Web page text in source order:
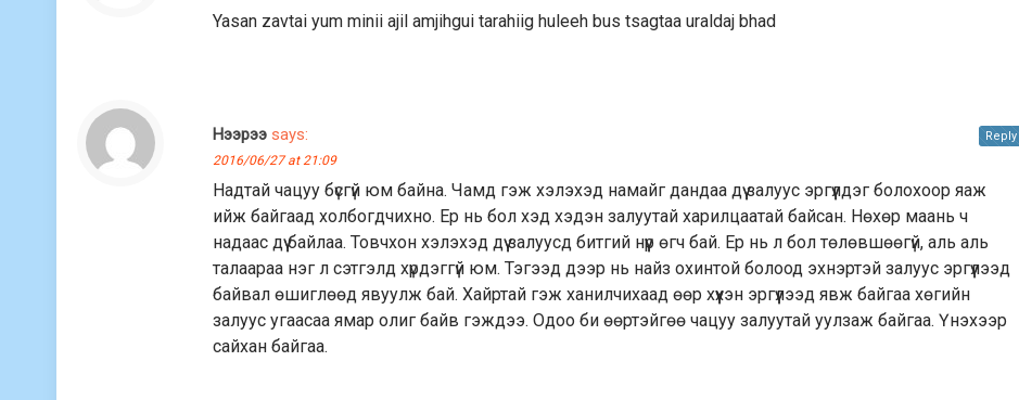
Yasan zavtai yum minii ajil amjihgui tarahiig huleeh bus tsagtaa uraldaj bhad
Нээрээ says:
2016/06/27 at 21:09
Надтай чацуу бүсгүй юм байна. Чамд гэж хэлэхэд намайг дандаа дүү залуус эргүүлдэг болохоор яаж
ийж байгаад холбогдчихно. Ер нь бол хэд хэдэн залуутай харилцаатай байсан. Нөхөр маань ч
надаас дүү байлаа. Товчхон хэлэхэд дүү залуусд битгий нүүр өгч бай. Ер нь л бол төлөвшөөгүй, аль аль
талаараа нэг л сэтгэлд хүрдэггүй юм. Тэгээд дээр нь найз охинтой болоод эхнэртэй залуус эргүүлээд
байвал өшиглөөд явуулж бай. Хайртай гэж ханилчихаад өөр хүүхэн эргүүлээд явж байгаа хөгийн
залуус угаасаа ямар олиг байв гэждээ. Одоо би өөртэйгөө чацуу залуутай уулзаж байгаа. Үнэхээр
сайхан байгаа.
Reply